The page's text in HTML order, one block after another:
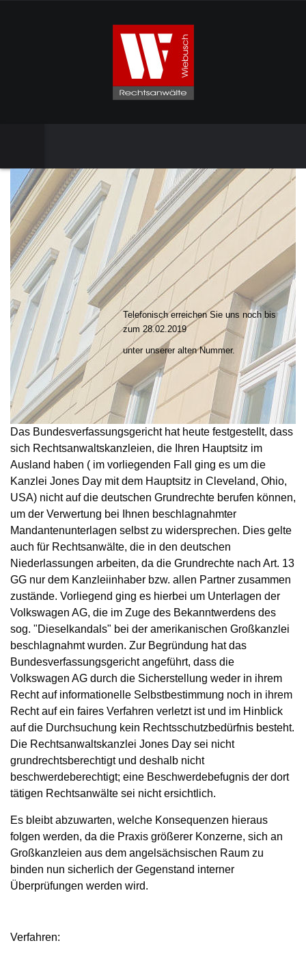
Telefonisch erreichen Sie uns noch bis
zum 28.02.2019
unter unserer alten Nummer.
Das Bundesverfassungsgericht hat heute festgestellt, dass
sich Rechtsanwaltskanzleien, die Ihren Hauptsitz im
Ausland haben ( im vorliegenden Fall ging es um die
Kanzlei Jones Day mit dem Hauptsitz in Cleveland, Ohio,
USA) nicht auf die deutschen Grundrechte berufen können,
um der Verwertung bei Ihnen beschlagnahmter
Mandantenunterlagen selbst zu widersprechen. Dies gelte
auch für Rechtsanwälte, die in den deutschen
Niederlassungen arbeiten, da die Grundrechte nach Art. 13
GG nur dem Kanzleiinhaber bzw. allen Partner zusammen
zustände. Vorliegend ging es hierbei um Unterlagen der
Volkswagen AG, die im Zuge des Bekanntwerdens des
sog. "Dieselkandals" bei der amerikanischen Großkanzlei
beschlagnahmt wurden. Zur Begründung hat das
Bundesverfassungsgericht angeführt, dass die
Volkswagen AG durch die Sicherstellung weder in ihrem
Recht auf informationelle Selbstbestimmung noch in ihrem
Recht auf ein faires Verfahren verletzt ist und im Hinblick
auf die Durchsuchung kein Rechtsschutzbedürfnis besteht.
Die Rechtsanwaltskanzlei Jones Day sei nicht
grundrechtsberechtigt und deshalb nicht
beschwerdeberechtigt; eine Beschwerdebefugnis der dort
tätigen Rechtsanwälte sei nicht ersichtlich.
Es bleibt abzuwarten, welche Konsequenzen hieraus
folgen werden, da die Praxis größerer Konzerne, sich an
Großkanzleien aus dem angelsächsischen Raum zu
binden nun sicherlich der Gegenstand interner
Überprüfungen werden wird.
Verfahren: